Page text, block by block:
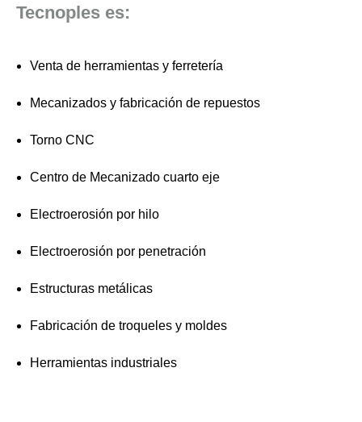
Tecnoples es:
Venta de herramientas y ferretería
Mecanizados y fabricación de repuestos
Torno CNC
Centro de Mecanizado cuarto eje
Electroerosión por hilo
Electroerosión por penetración
Estructuras metálicas
Fabricación de troqueles y moldes
Herramientas industriales